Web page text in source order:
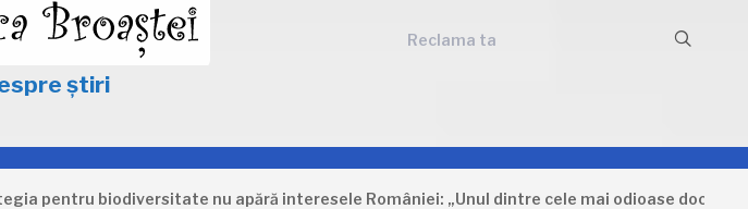
știri
Reclama ta
biodiversitate nu apără interesele României: „Unul dintre cele mai odioase documente care